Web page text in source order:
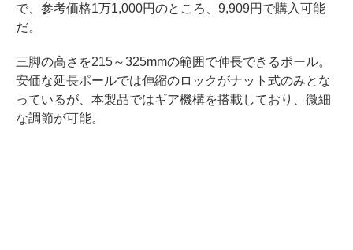
で、参考価格1万1,000円のところ、9,909円で購入可能
だ。
三脚の高さを215～325mmの範囲で伸長できるポール。
安価な延長ポールでは伸縮のロックがナット式のみとな
っているが、本製品ではギア機構を搭載しており、微細
な調節が可能。